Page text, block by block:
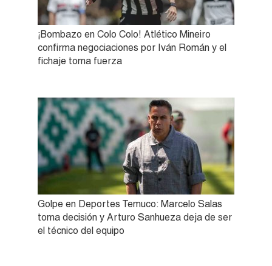
¡Bombazo en Colo Colo! Atlético Mineiro
confirma negociaciones por Iván Román y el
fichaje toma fuerza
Golpe en Deportes Temuco: Marcelo Salas
toma decisión y Arturo Sanhueza deja de ser
el técnico del equipo